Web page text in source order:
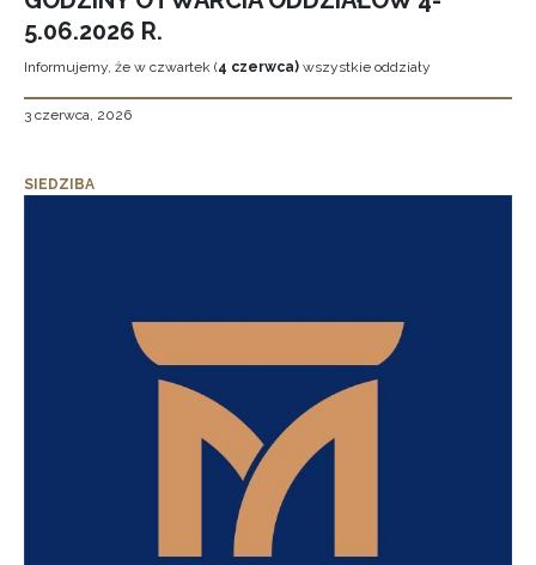
5.06.2026 R.
Informujemy, że w czwartek (4 czerwca) wszystkie oddziały
3 czerwca, 2026
SIEDZIBA